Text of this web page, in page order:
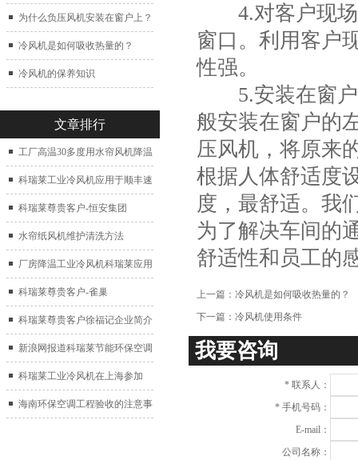
为什么负压风机安装在窗户上？
冷风机是如何吸收热量的？
冷风机的保养知识
文章排行
工厂高温30多度用水帘风机降温
科瑞莱工业冷风机应用于顺丰速
运仓库通风降温
科瑞莱尊贵客户-恒安集团
水帘纸风机维护清洗方法
厂房降温工业冷风机科瑞莱应用
于广州制鞋厂
科瑞莱尊贵客户-雀巢
科瑞莱尊贵客户徐福记企业简介
新浪网报道科瑞莱节能环保空调
扇
科瑞莱工业冷风机在上海参加
2017中国制冷展
海南环保空调工程验收的注意事
4.对客户现场
窗口。利用客户
性强。
5.安装在窗户
般安装在窗户的
压风机，将原来
根据人体舒适度
度，最舒适。我
为了解决车间的
舒适性和员工的
上一篇： 冷风机是如何吸收热量的？
下一篇： 冷风机使用条件
我要咨询
* 联系人：
* 手机号码：
E-mail：
公司名称：